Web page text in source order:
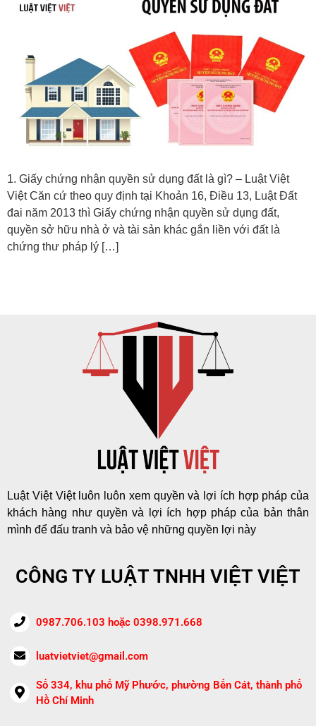
1. Giấy chứng nhận quyền sử dụng đất là gì? – Luật Việt
Việt Căn cứ theo quy định tại Khoản 16, Điều 13, Luật Đất
đai năm 2013 thì Giấy chứng nhận quyền sử dụng đất,
quyền sở hữu nhà ở và tài sản khác gắn liền với đất là
chứng thư pháp lý […]
Luật Việt Việt luôn luôn xem quyền và lợi ích hợp pháp của
khách hàng như quyền và lợi ích hợp pháp của bản thân
mình để đấu tranh và bảo vệ những quyền lợi này
CÔNG TY LUẬT TNHH VIỆT VIỆT
0987.706.103 hoặc 0398.971.668
luatvietviet@gmail.com
Số 334, khu phố Mỹ Phước, phường Bến Cát, thành phố
Hồ Chí Minh